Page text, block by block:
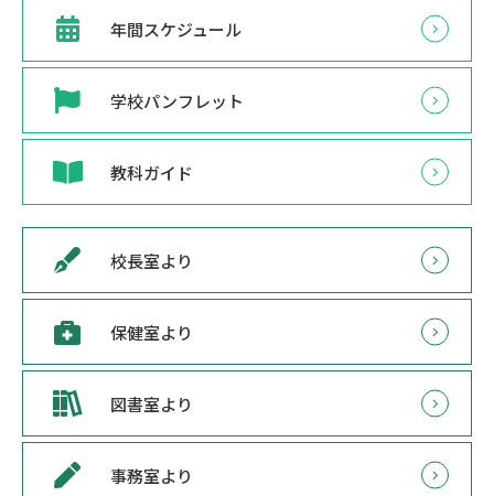
年間スケジュール
学校パンフレット
教科ガイド
校長室より
保健室より
図書室より
事務室より